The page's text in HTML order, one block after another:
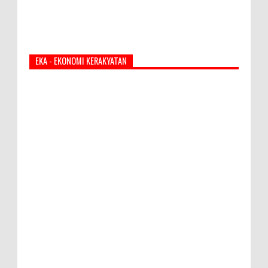
EKA - EKONOMI KERAKYATAN